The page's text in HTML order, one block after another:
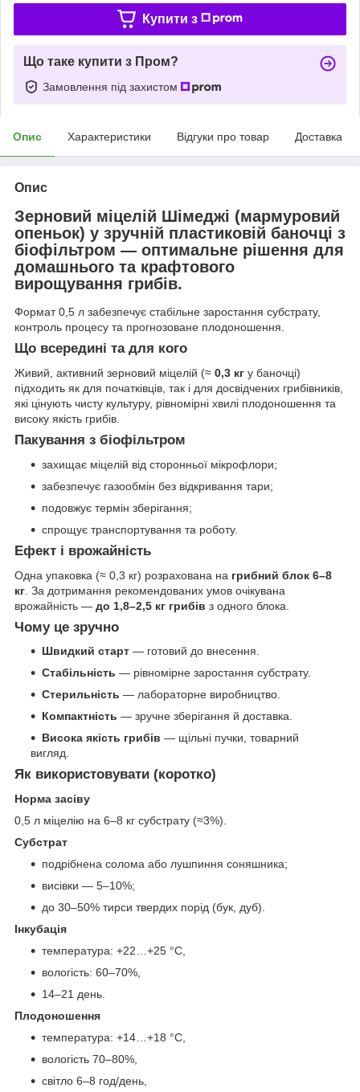
Купити з
Що таке купити з Пром?
Замовлення під захистом
Опис Характеристики Відгуки про товар Доставка
Опис
Зерновий міцелій Шімеджі (мармуровий
опеньок) у зручній пластиковій баночці з
біофільтром — оптимальне рішення для
домашнього та крафтового
вирощування грибів.
Формат 0,5 л забезпечує стабільне заростання субстрату,
контроль процесу та прогнозоване плодоношення.
Що всередині та для кого
Живий, активний зерновий міцелій (≈ 0,3 кг у баночці)
підходить як для початківців, так і для досвідчених грибівників,
які цінують чисту культуру, рівномірні хвилі плодоношення та
високу якість грибів.
Пакування з біофільтром
захищає міцелій від сторонньої мікрофлори;
забезпечує газообмін без відкривання тари;
подовжує термін зберігання;
спрощує транспортування та роботу.
Ефект і врожайність
Одна упаковка (≈ 0,3 кг) розрахована на грибний блок 6–8
кг . За дотримання рекомендованих умов очікувана
врожайність — до 1,8–2,5 кг грибів з одного блока.
Чому це зручно
Швидкий старт — готовий до внесення.
Стабільність — рівномірне заростання субстрату.
Стерильність — лабораторне виробництво.
Компактність — зручне зберігання й доставка.
Висока якість грибів — щільні пучки, товарний
вигляд.
Як використовувати (коротко)
Норма засіву
0,5 л міцелію на 6–8 кг субстрату (≈3%).
Субстрат
подрібнена солома або лушпиння соняшника;
висівки — 5–10%;
до 30–50% тирси твердих порід (бук, дуб).
Інкубація
температура: +22…+25 °C,
вологість: 60–70%,
14–21 день.
Плодоношення
температура: +14…+18 °C,
вологість 70–80%,
світло 6–8 год/день,